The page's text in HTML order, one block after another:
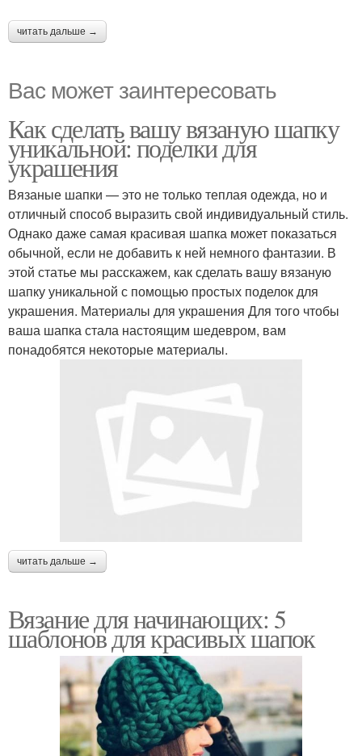
читать дальше →
Вас может заинтересовать
Как сделать вашу вязаную шапку
уникальной: поделки для
украшения
Вязаные шапки — это не только теплая одежда, но и
отличный способ выразить свой индивидуальный стиль.
Однако даже самая красивая шапка может показаться
обычной, если не добавить к ней немного фантазии. В
этой статье мы расскажем, как сделать вашу вязаную
шапку уникальной с помощью простых поделок для
украшения. Материалы для украшения Для того чтобы
ваша шапка стала настоящим шедевром, вам
понадобятся некоторые материалы.
читать дальше →
Вязание для начинающих: 5
шаблонов для красивых шапок